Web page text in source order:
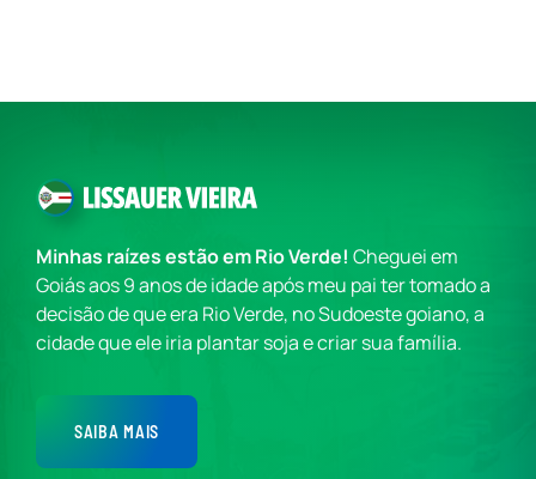
Minhas raízes estão em Rio Verde! Cheguei em
Goiás aos 9 anos de idade após meu pai ter tomado a
decisão de que era Rio Verde, no Sudoeste goiano, a
cidade que ele iria plantar soja e criar sua família.
SAIBA MAIS